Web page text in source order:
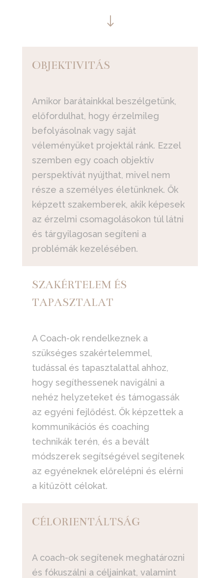
"
OBJEKTIVITÁS
Amikor barátainkkal beszélgetünk,
előfordulhat, hogy érzelmileg
befolyásolnak vagy saját
véleményüket projektál ránk. Ezzel
szemben egy coach objektív
perspektívát nyújthat, mivel nem
része a személyes életünknek. Ők
képzett szakemberek, akik képesek
az érzelmi csomagolásokon túl látni
és tárgyilagosan segíteni a
problémák kezelésében.
SZAKÉRTELEM ÉS
TAPASZTALAT
A Coach-ok rendelkeznek a
szükséges szakértelemmel,
tudással és tapasztalattal ahhoz,
hogy segíthessenek navigálni a
nehéz helyzeteket és támogassák
az egyéni fejlődést. Ők képzettek a
kommunikációs és coaching
technikák terén, és a bevált
módszerek segítségével segítenek
az egyéneknek előrelépni és elérni
a kitűzött célokat.
CÉLORIENTÁLTSÁG
A coach-ok segítenek meghatározni
és fókuszálni a céljainkat, valamint